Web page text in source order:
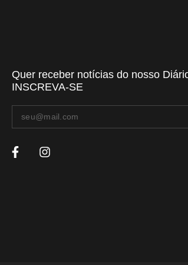
Quer receber notícias do nosso
INSCREVA-SE